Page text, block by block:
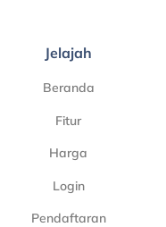
Jelajah
Beranda
Fitur
Harga
Login
Pendaftaran